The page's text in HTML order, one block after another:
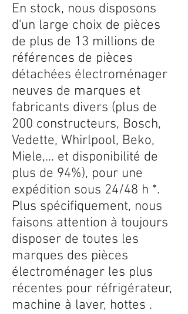
En stock, nous disposons
d'un large choix de pièces
de plus de 13 millions de
références de pièces
détachées électroménager
neuves de marques et
fabricants divers (plus de
200 constructeurs, Bosch,
Vedette, Whirlpool, Beko,
Miele,... et disponibilité de
plus de 94%), pour une
expédition sous 24/48 h *.
Plus spécifiquement, nous
faisons attention à toujours
disposer de toutes les
marques des pièces
électroménager les plus
récentes pour réfrigérateur,
machine à laver, hottes .